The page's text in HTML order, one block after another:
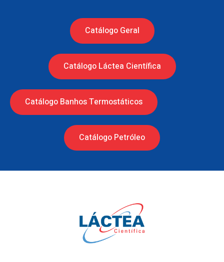
Catálogo Geral
Catálogo Láctea Científica
Catálogo Banhos Termostáticos
Catálogo Petróleo